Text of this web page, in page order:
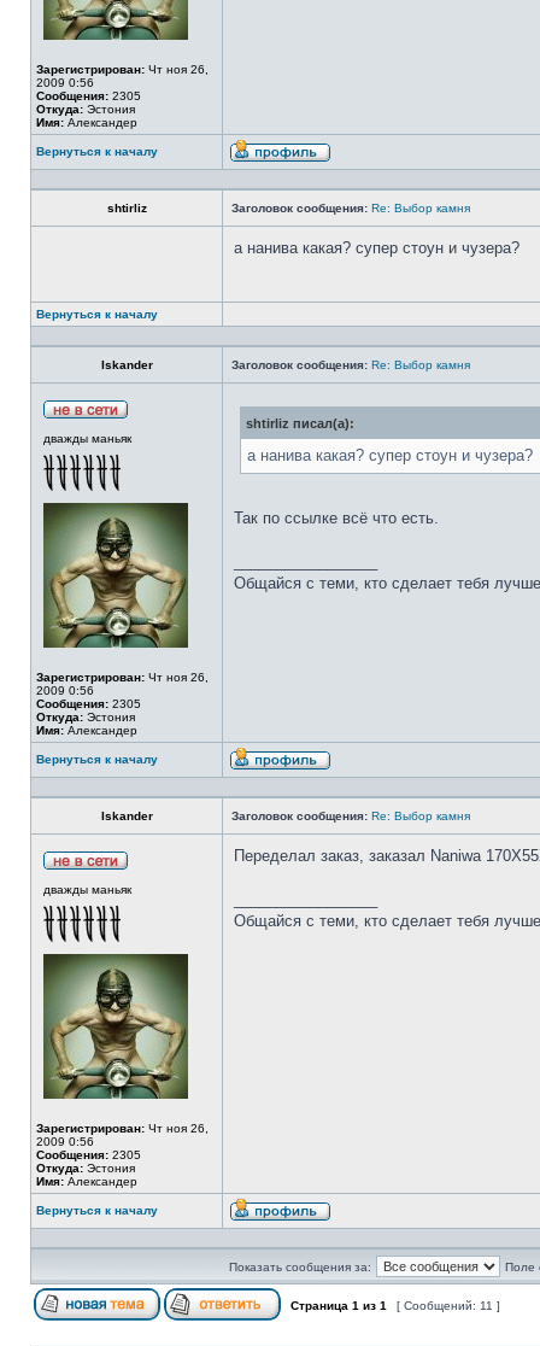
Зарегистрирован: Чт ноя 26,
2009 0:56
Сообщения: 2305
Откуда: Эстония
Имя: Александер
Вернуться к началу
shtirliz Заголовок сообщения: Re: Выбор камня
а нанива какая? супер стоун и чузера?
Вернуться к началу
Iskander Заголовок сообщения: Re: Выбор камня
дважды маньяк
Зарегистрирован: Чт ноя 26,
2009 0:56
Сообщения: 2305
Откуда: Эстония
Имя: Александер
shtirliz писал(а):
а нанива какая? супер стоун и чузера?
Так по ссылке всё что есть.
Общайся с теми, кто сделает тебя
Вернуться к началу
Iskander Заголовок сообщения: Re: Выбор камня
дважды маньяк
Зарегистрирован: Чт ноя 26,
2009 0:56
Сообщения: 2305
Откуда: Эстония
Имя: Александер
Переделал заказ, заказал Naniwa
Общайся с теми, кто сделает тебя
Вернуться к началу
Показать сообщения за: Поле
Страница 1 из 1 [ Сообщений: 11 ]